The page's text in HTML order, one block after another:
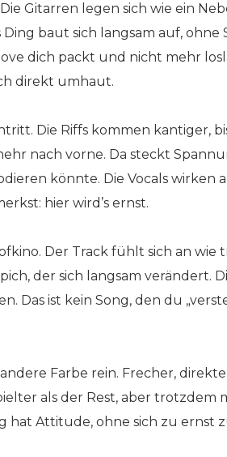
Gitarren legen sich wie ein
baut sich langsam auf, ohne
dich packt und nicht mehr
direkt umhaut.
Die Riffs kommen kantiger,
nach vorne. Da steckt
könnte. Die Vocals wirken
hier wird’s ernst.
Der Track fühlt sich an wie
der sich langsam verändert.
Das ist kein Song, den du
Farbe rein. Frecher,
als der Rest, aber trotzdem
hat Attitude, ohne sich zu ernst